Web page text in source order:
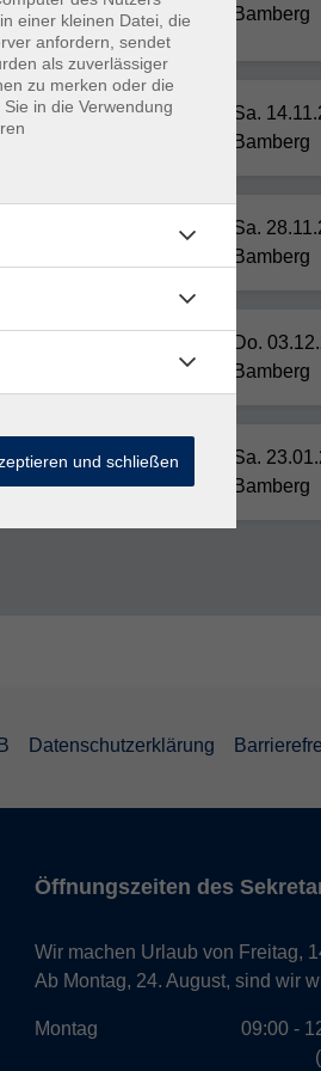
Bamberg
Sa.
Bamberg
Sa.
Bamberg
Do.
Bamberg
Sa.
Bamberg
Datenschutzerklärung
Öffnungszeiten des
Wir machen Urlaub von Freitag,
Ab Montag, 24. August, sind wir
Montag
09:00 -
einer kleinen Datei, die
anfordern, sendet
als zuverlässiger
zu merken oder die
in die Verwendung
und schließen